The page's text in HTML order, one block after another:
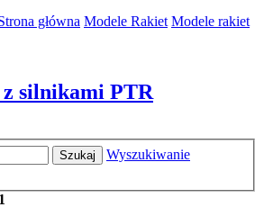
główna Modele Rakiet Modele rakiet
silnikami PTR
Szukaj
Wyszukiwanie
1